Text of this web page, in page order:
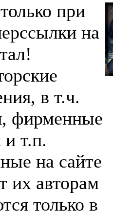
при
на
в т.ч.
фирменные
и т.п.
на сайте
их авторам
только в